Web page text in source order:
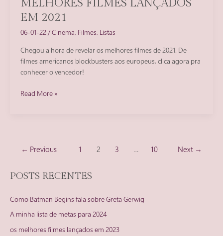
Oscar
MELHORES FILMES LANÇADOS
EM 2021
06-01-22/Cinema, Filmes, Listas
Chegou a hora de revelar os melhores filmes de 2021. De
filmes americanos blockbusters aos europeus, clica agora pra
conhecer o vencedor!
Melhores
Read More »
Paginação
← Previous 1 2 3 … 10 Next →
POSTS RECENTES
Como Batman Begins fala sobre Greta Gerwig
A minha lista de metas para 2024
os melhores filmes lançados em 2023